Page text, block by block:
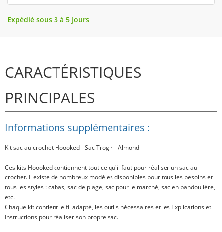
Expédié sous 3 à 5 Jours
CARACTÉRISTIQUES
PRINCIPALES
Informations supplémentaires :
Kit sac au crochet Hoooked - Sac Trogir - Almond
Ces kits Hoooked contiennent tout ce qu'il faut pour réaliser un sac au
crochet. Il existe de nombreux modèles disponibles pour tous les besoins et
tous les styles : cabas, sac de plage, sac pour le marché, sac en bandoulière,
etc.
Chaque kit contient le fil adapté, les outils nécessaires et les Explications et
Instructions pour réaliser son propre sac.